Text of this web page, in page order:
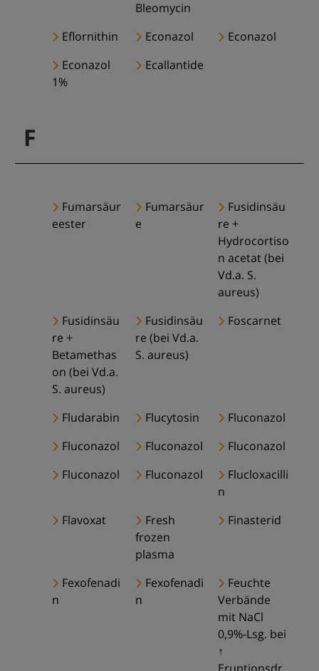
Bleomycin
Eflornithin
Econazol
Econazol
Econazol
1%
Ecallantide
F
Fumarsäur
eester
Fumarsäur
e
Fusidinsäu
re +
Hydrocortiso
n acetat (bei
Vd.a. S.
aureus)
Fusidinsäu
re +
Betamethas
on (bei Vd.a.
S. aureus)
Fusidinsäu
re (bei Vd.a.
S. aureus)
Foscarnet
Fludarabin Flucytosin
Fluconazol
Fluconazol
Fluconazol
Fluconazol
Fluconazol
Fluconazol
Flucloxacilli
n
Flavoxat
Fresh
frozen
plasma
Finasterid
Fexofenadi
n
Fexofenadi
n
Feuchte
Verbände
mit NaCl
0,9%-Lsg. bei
↑